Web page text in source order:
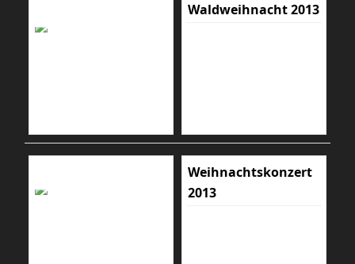
Waldweihnacht 2013
Weihnachtskonzert
2013